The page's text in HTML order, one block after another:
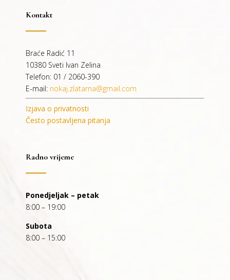
Kontakt
Braće Radić 11
10380 Sveti Ivan Zelina
Telefon: 01 / 2060-390
E-mail: nokaj.zlatarna@gmail.com
Izjava o privatnosti
Često postavljena pitanja
Radno vrijeme
Ponedjeljak – petak
8:00 – 19:00
Subota
8:00 – 15:00